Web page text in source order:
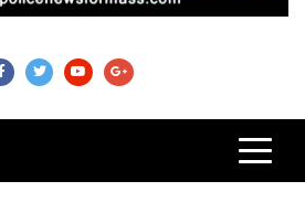
News For